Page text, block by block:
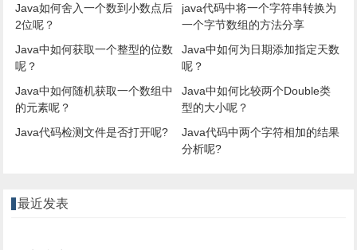
Java如何舍入一个数到小数点后
2位呢？
java代码中将一个字符串转换为
一个字节数组的方法分享
Java中如何获取一个整型的位数
呢？
Java中如何为日期添加指定天数
呢？
Java中如何随机获取一个数组中
的元素呢？
Java中如何比较两个Double类
型的大小呢？
Java代码检测文件是否打开呢?
Java代码中两个字符相加的结果
分析呢?
最近发表